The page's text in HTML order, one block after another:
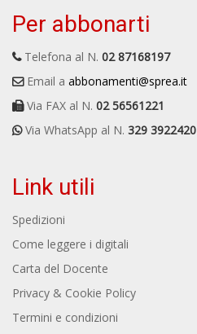
Per abbonarti
Telefona al N. 02 87168197
Email a abbonamenti@sprea.it
Via FAX al N. 02 56561221
Via WhatsApp al N. 329 3922420
Link utili
Spedizioni
Come leggere i digitali
Carta del Docente
Privacy & Cookie Policy
Termini e condizioni